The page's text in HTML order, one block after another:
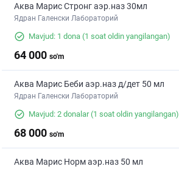
Аква Марис Стронг аэр.наз 30мл
Ядран Галенски Лабораторий
Mavjud: 1 dona (1 soat oldin yangilangan)
64 000 so'm
Аква Марис Беби аэр.наз д/дет 50 мл
Ядран Галенски Лабораторий
Mavjud: 2 donalar(1 soat oldin yangilangan)
68 000 so'm
Аква Марис Норм аэр.наз 50 мл